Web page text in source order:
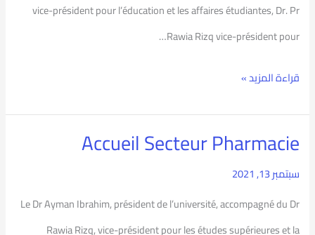
vice-président pour l’éducation et les affaires étudiantes, Dr. Pr
Rawia Rizq vice-président pour…
قراءة المزيد »
Accueil Secteur Pharmacie
سبتمبر 13, 2021
Le Dr Ayman Ibrahim, président de l’université, accompagné du Dr
Rawia Rizq, vice-président pour les études supérieures et la
Accueil
Secteur